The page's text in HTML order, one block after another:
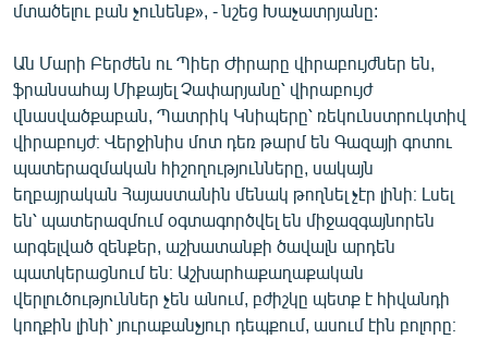
մտածելու բան չունենք», - նշեց Խաչատրյանը:
Ան Մարի Բերժեն ու Պիեր Ժիրարը վիրաբույժներ են,
ֆրանսահայ Միքայել Չափարյանը՝ վիրաբույժ
վնասվածքաբան, Պատրիկ Կնիպերը՝ ռեկունստրուկտիվ
վիրաբույժ։ Վերջինիս մոտ դեռ թարմ են Գազայի գոտու
պատերազմական հիշողությունները, սակայն
եղբայրական Հայաստանին մենակ թողնել չէր լինի։ Լսել
են՝ պատերազմում օգտագործվել են միջազգայնորեն
արգելված զենքեր, աշխատանքի ծավալն արդեն
պատկերացնում են։ Աշխարհաքաղաքական
վերլուծություններ չեն անում, բժիշկը պետք է հիվանդի
կողքին լինի՝ յուրաքանչյուր դեպքում, ասում էին բոլորը։